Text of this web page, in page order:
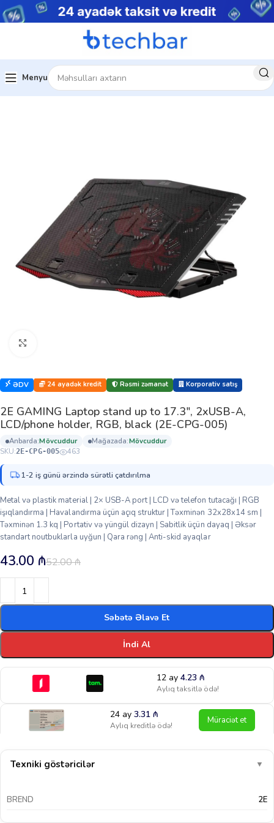
Menyu
Ev Kompüter aksesuarları Noutbuk Stendi
ƏDV 24 ayadək kredit Rəsmi zəmanət Korporativ satış
2E GAMING Laptop stand up to 17.3″, 2xUSB-A,
LCD/phone holder, RGB, black (2E-CPG-005)
anbarda: mövcuddur mağazada:
mövcuddur
SKU:2E-CPG-005 463
1-2 iş günü ərzində sürətli çatdırılma
Metal və plastik material | 2× USB-A port | LCD və telefon tutacağı | RGB
işıqlandırma | Havalandırma üçün açıq struktur | Təxminən 32x28x14 sm |
Təxminən 1.3 kq | Portativ və yüngül dizayn | Sabitlik üçün dayaq | Əksər
standart noutbuklarla uyğun | Qara rəng | Anti-skid ayaqlar
52.00₼
43.00 ₼
Səbətə Əlavə Et
İndi Al
12 ay 4.23 ₼
Aylıq taksitlə ödə!
24 ay3.31₼
Aylıq kreditlə ödə! Müraciət et
Texniki göstəricilər ▼
BREND 2E